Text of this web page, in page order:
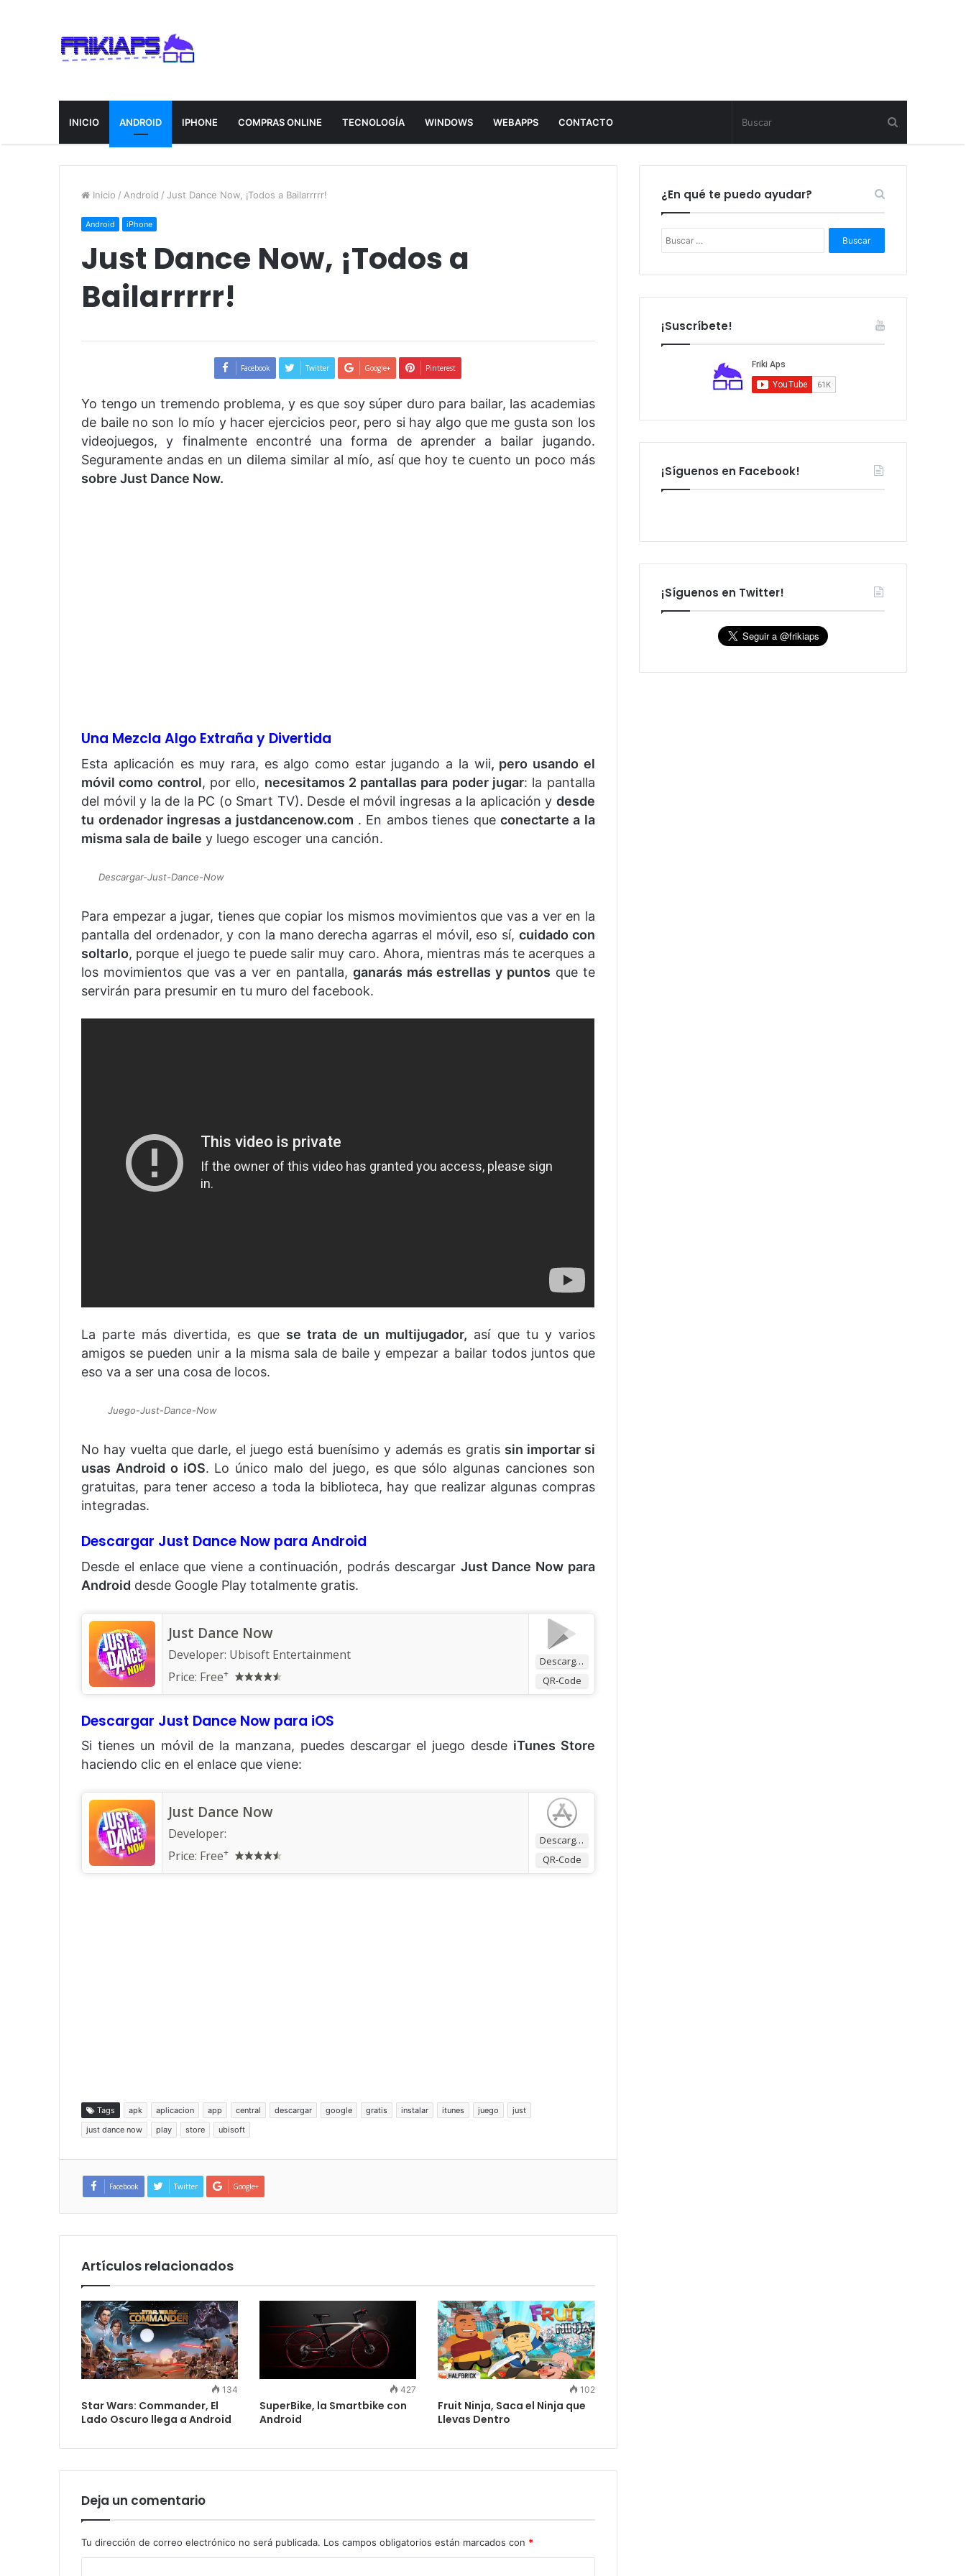
INICIO ANDROID IPHONE COMPRAS ONLINE TECNOLOGÍA WINDOWS WEBAPPS CONTACTO
Inicio / Android / Just Dance Now, ¡Todos a Bailarrrrr!
Android iPhone
Just Dance Now, ¡Todos a
Bailarrrrr!
Facebook Twitter Google+ Pinterest
Yo tengo un tremendo problema, y es que soy súper duro para bailar, las academias
de baile no son lo mío y hacer ejercicios peor, pero si hay algo que me gusta son los
videojuegos, y finalmente encontré una forma de aprender a bailar jugando.
Seguramente andas en un dilema similar al mío, así que hoy te cuento un poco más
sobre Just Dance Now.
Una Mezcla Algo Extraña y Divertida
Esta aplicación es muy rara, es algo como estar jugando a la wii, pero usando el
móvil como control, por ello, necesitamos 2 pantallas para poder jugar: la pantalla
del móvil y la de la PC (o Smart TV). Desde el móvil ingresas a la aplicación y desde
tu ordenador ingresas a justdancenow.com . En ambos tienes que conectarte a la
misma sala de baile y luego escoger una canción.
Descargar-Just-Dance-Now
Para empezar a jugar, tienes que copiar los mismos movimientos que vas a ver en la
pantalla del ordenador, y con la mano derecha agarras el móvil, eso sí, cuidado con
soltarlo, porque el juego te puede salir muy caro. Ahora, mientras más te acerques a
los movimientos que vas a ver en pantalla, ganarás más estrellas y puntos que te
servirán para presumir en tu muro del facebook.
La parte más divertida, es que se trata de un multijugador, así que tu y varios
amigos se pueden unir a la misma sala de baile y empezar a bailar todos juntos que
eso va a ser una cosa de locos.
Juego-Just-Dance-Now
No hay vuelta que darle, el juego está buenísimo y además es gratis sin importar si
usas Android o iOS. Lo único malo del juego, es que sólo algunas canciones son
gratuitas, para tener acceso a toda la biblioteca, hay que realizar algunas compras
integradas.
Descargar Just Dance Now para Android
Desde el enlace que viene a continuación, podrás descargar Just Dance Now para
Android desde Google Play totalmente gratis.
Descargar
QR-Code
Just Dance Now
Developer: Ubisoft Entertainment
Price: Free+
Descargar Just Dance Now para iOS
Si tienes un móvil de la manzana, puedes descargar el juego desde iTunes Store
haciendo clic en el enlace que viene:
Descargar
QR-Code
Just Dance Now
Developer:
Price: Free+
Tags apk aplicacion app central descargar google gratis instalar itunes juego
just
just dance now
play store ubisoft
Facebook Twitter Google+
Artículos relacionados
134
Star Wars: Commander, El
Lado Oscuro llega a Android
427
SuperBike, la Smartbike con
Android
102
Fruit Ninja, Saca el Ninja que
Llevas Dentro
Deja un comentario
Tu dirección de correo electrónico no será publicada. Los campos obligatorios están marcados con *
¿En qué te puedo ayudar?
u
a
¡Suscríbete!
¡Síguenos en Facebook!
¡Síguenos en Twitter!